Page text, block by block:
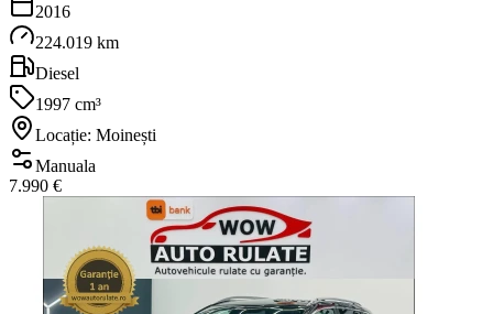
2016
224.019 km
Diesel
1997 cm³
Locație: Moinești
Manuala
7.990 €